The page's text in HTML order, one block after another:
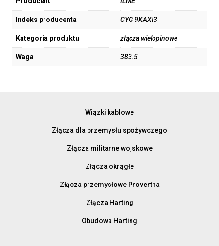
Indeks producenta CYG 9KAXI3
Kategoria produktu złącza wielopinowe
Waga 383.5
Wiązki kablowe
Złącza dla przemysłu spożywczego
Złącza militarne wojskowe
Złącza okrągłe
Złącza przemysłowe Provertha
Złącza Harting
Obudowa Harting